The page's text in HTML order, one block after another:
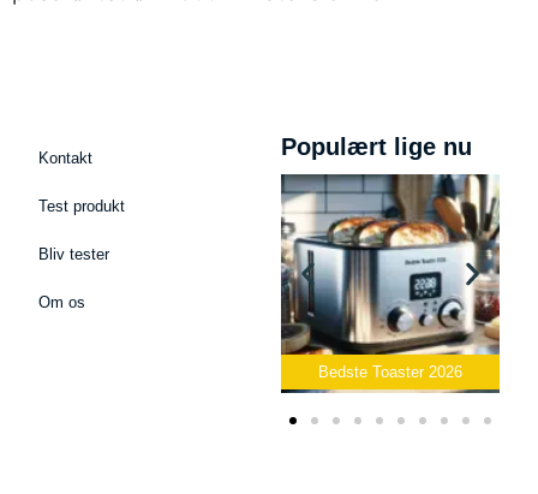
Kontakt
Test produkt
Bliv tester
Om os
Populært lige nu
Bedste Toaster 2026